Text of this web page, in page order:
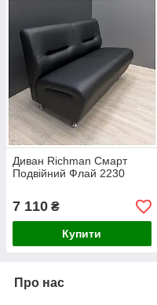
Диван Richman Смарт
Подвійний Флай 2230
7 110 ₴
Купити
Про нас